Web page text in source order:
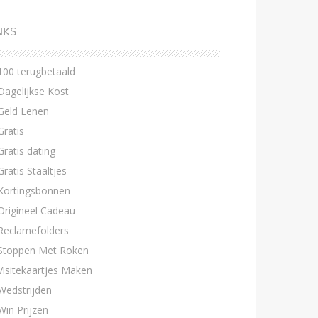
terugbetaald
Kost
Lenen
dating
Staaltjes
Cadeau
Met Roken
Maken
Prijzen